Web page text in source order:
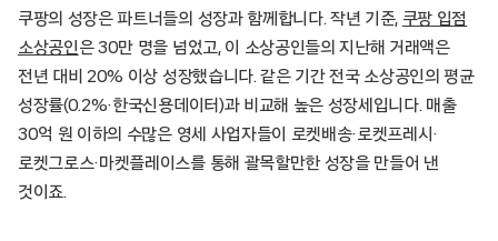
쿠팡의 성장은 파트너들의 성장과 함께합니다. 작년 기준, 쿠팡 입점
소상공인은 30만 명을 넘었고, 이 소상공인들의 지난해 거래액은
전년 대비 20% 이상 성장했습니다. 같은 기간 전국 소상공인의 평균
성장률(0.2%·한국신용데이터)과 비교해 높은 성장세입니다. 매출
30억 원 이하의 수많은 영세 사업자들이 로켓배송·로켓프레시·
로켓그로스·마켓플레이스를 통해 괄목할만한 성장을 만들어 낸
것이죠.